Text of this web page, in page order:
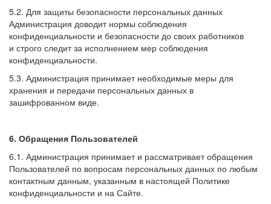
5.2. Для защиты безопасности персональных данных
Администрация доводит нормы соблюдения
конфиденциальности и безопасности до своих работников
и строго следит за исполнением мер соблюдения
конфиденциальности.
5.3. Администрация принимает необходимые меры для
хранения и передачи персональных данных в
зашифрованном виде.
6. Обращения Пользователей
6.1. Администрация принимает и рассматривает обращения
Пользователей по вопросам персональных данных по любым
контактным данным, указанным в настоящей Политике
конфиденциальности и на Сайте.